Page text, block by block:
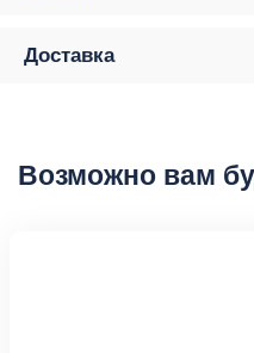
Доставка
Возможно вам